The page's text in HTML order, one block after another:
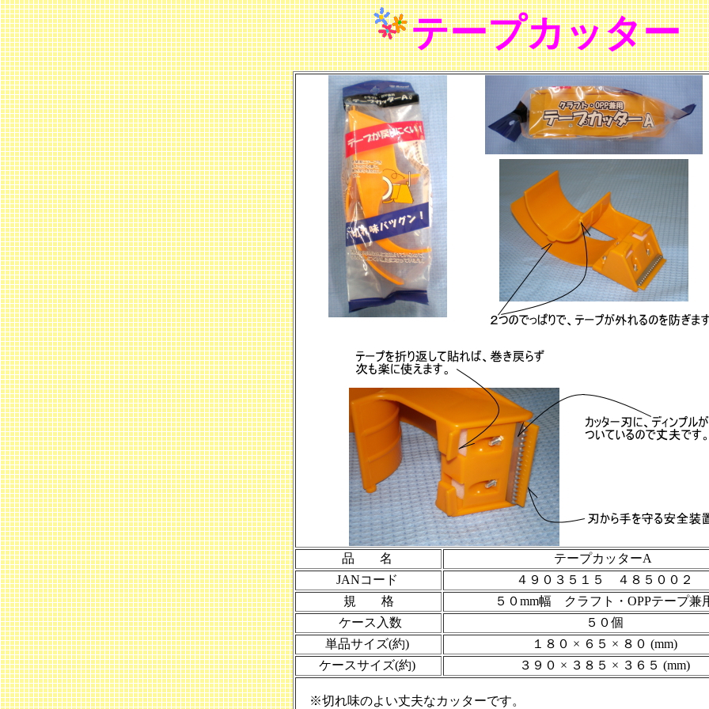
テープカッター
品 名
テープカッターA
JANコード
４９０３５１５ ４８５００２
規 格
５０mm幅 クラフト・OPPテープ兼
ケース入数
５０個
単品サイズ(約)
１８０ × ６５ × ８０ (mm)
ケースサイズ(約)
３９０ × ３８５ × ３６５ (mm)
※切れ味のよい丈夫なカッターです。